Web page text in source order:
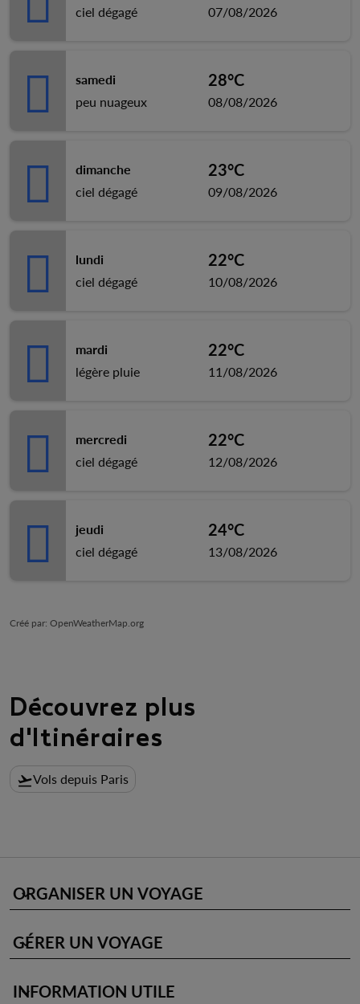
ciel dégagé
07/08/2026
samedi
peu nuageux
28°C
08/08/2026
dimanche
ciel dégagé
23°C
09/08/2026
lundi
ciel dégagé
22°C
10/08/2026
mardi
légère pluie
22°C
11/08/2026
mercredi
ciel dégagé
22°C
12/08/2026
jeudi
ciel dégagé
24°C
13/08/2026
Créé par: OpenWeatherMap.org
Découvrez plus
d'Itinéraires
flight_takeoffVols depuis Paris
ORGANISER UN VOYAGE
keyboard_arrow_down
GÉRER UN VOYAGE
keyboard_arrow_down
INFORMATION UTILE
keyboard_arrow_down